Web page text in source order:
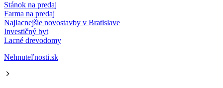
Stánok na predaj
Farma na predaj
Najlacnejšie novostavby v Bratislave
Investičný byt
Lacné drevodomy
Nehnuteľnosti.sk